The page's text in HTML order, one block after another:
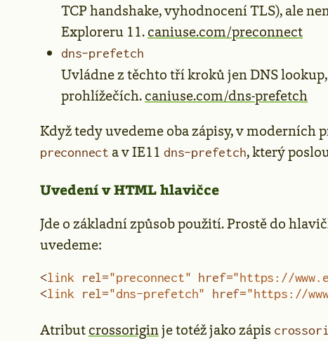
TCP handshake, vyhodnocení TLS), ale
Exploreru 11.caniuse.com/preconnect
dns-prefetch
Uvládne z těchto tří kroků jen DNS
prohlížečích.caniuse.com/dns-prefetch
Když tedy uvedeme oba zápisy, v moderních
preconnect a v IE11 dns-prefetch, který
Uvedení v HTML hlavičce
Jde o základní způsob použití. Prostě do
uvedeme:
<link rel="preconnect" href="https://
<link rel="dns-prefetch" href="https://
Atributcrossoriginje totéž jako zápis